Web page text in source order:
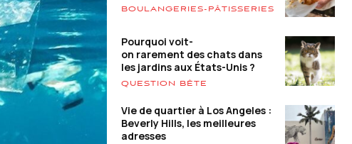
BOULANGERIES-PÂTISSERIES
Pourquoi voit-
on rarement des chats dans
les jardins aux États-Unis ?
QUESTION BÊTE
Vie de quartier à Los Angeles :
Beverly Hills, les meilleures
adresses